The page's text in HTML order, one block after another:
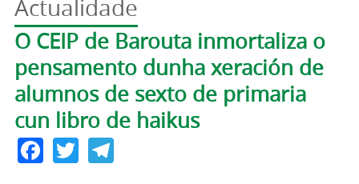
Actualidade
Pestanas principais
O CEIP de Barouta inmortaliza o
pensamento dunha xeración de
alumnos de sexto de primaria
cun libro de haikus
Facebook
TwitterTelegram